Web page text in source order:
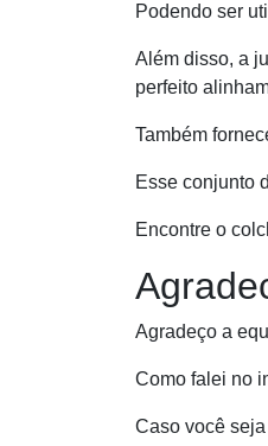
Podendo ser
Além disso, a
perfeito
Também
Esse conjunto
Encontre o
Agradeço a
Como falei no
Caso você